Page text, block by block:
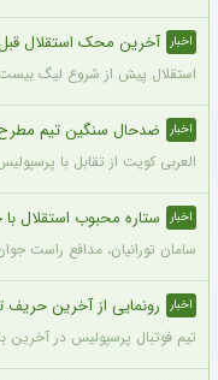
اخبار آخرین محک استقلال
استقلال پیش از شروع لیگ
اخبار ضدحال سنگین تیم مطرح
العربی کویت از تقابل با
اخبار ستاره محبوب استقلال با
سامان تورانیان، مدافع راست
اخبار رونمایی از آخرین حریف
تیم فوتبال پرسپولیس در آخرین